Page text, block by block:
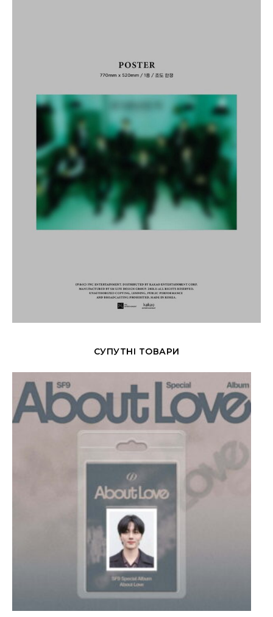
СУПУТНІ ТОВАРИ